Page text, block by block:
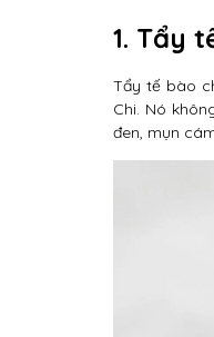
1. Tẩy
Tẩy tế bào
Chi. Nó
đen, mụn